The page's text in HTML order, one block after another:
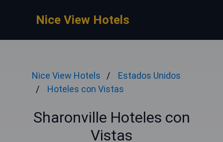
Nice View Hotels
Nice View Hotels
Estados Unidos
Hoteles con Vistas
Sharonville Hoteles con
Vistas